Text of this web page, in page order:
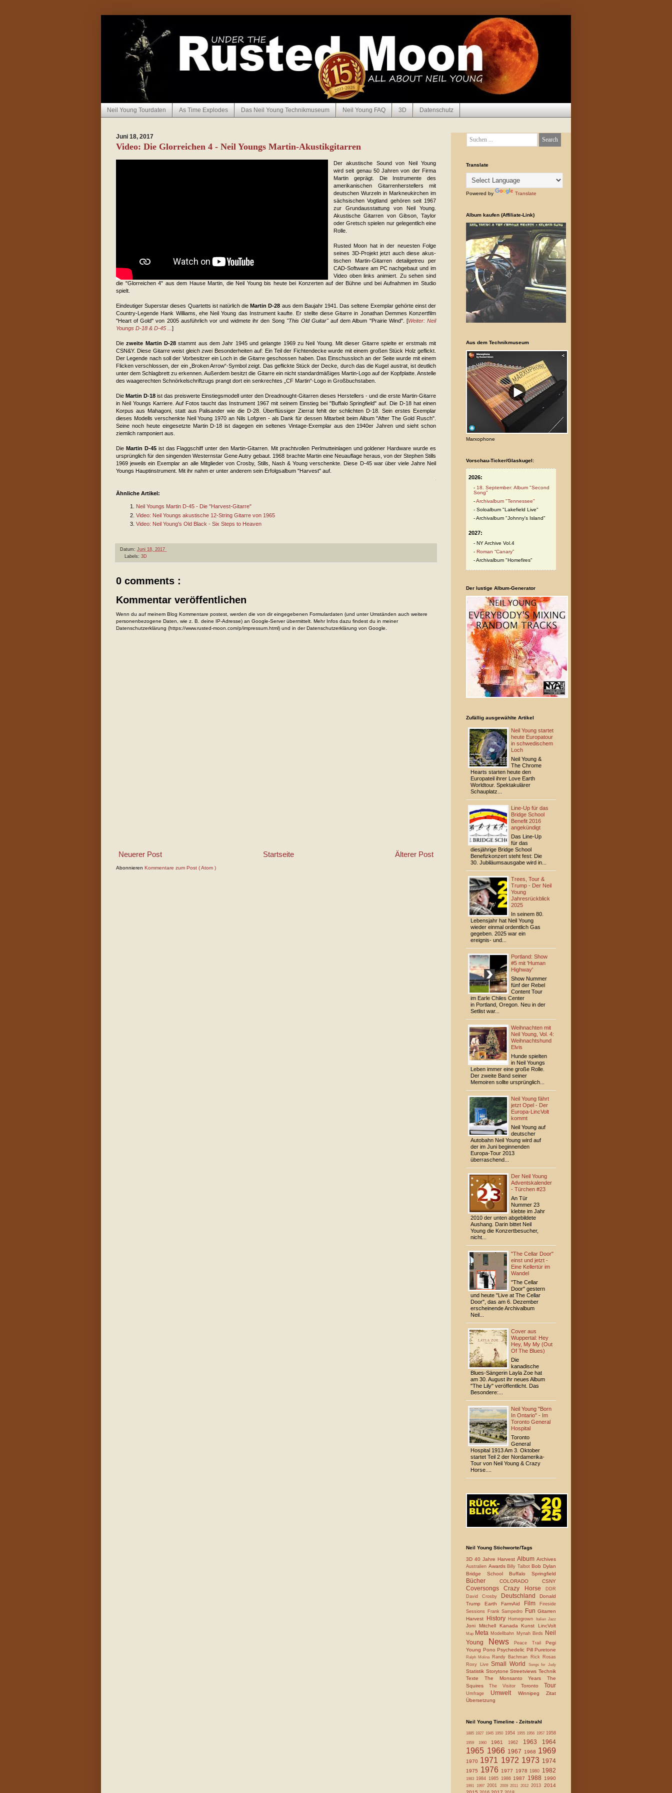
Neil Young Tourdaten As Time Explodes Das Neil Young Technikmuseum Neil Young FAQ 3D Datenschutz
Juni 18, 2017
Video: Die Glorreichen 4 - Neil Youngs Martin-Akustikgitarren
Der akustische Sound von Neil Young
wird seit genau 50 Jahren von der Firma
Martin geprägt. Die Instrumente des
ameri­kanischen Gitarren­her­­stellers mit
deutschen Wurzeln in Markneukirchen im
sächsischen Vogtland gehören seit 1967
zur Grund­aus­stattung von Neil Young.
Akus­tische Gitarren von Gibson, Taylor
oder Gretsch spielen nur gele­gent­lich eine
Rolle.
Rusted Moon hat in der neuesten Folge
seines 3D-Projekt jetzt auch diese akus­
tischen Martin-Gitar­ren detail­getreu per
CAD-Software am PC nach­gebaut und im
Video oben links animiert. Zu sehen sind
die "Glorreichen 4" aus dem Hause Martin, die Neil Young bis heute bei Konzerten auf der Bühne und bei Aufnahmen im Studio
spielt.
Eindeutiger Superstar dieses Quartetts ist natürlich dieMartin D-28 aus dem Baujahr 1941. Das seltene Exemplar gehörte einst der
Country-Legende Hank Williams, ehe Neil Young das Instrument kaufte. Er stellte diese Gitarre in Jonathan Demmes Konzertfilm
"Heart of Gold" von 2005 ausführlich vor und widmete ihr den Song "This Old Guitar"auf dem Album "Prairie Wind". [Weiter: Neil
Youngs D-18 & D-45 ... ]
Diezweite Martin D-28 stammt aus dem Jahr 1945 und gelangte 1969 zu Neil Young. Mit dieser Gitarre spielte er erstmals mit
CSN&Y. Diese Gitarre weist gleich zwei Besonderheiten auf: Ein Teil der Fichtendecke wurde mit einem großen Stück Holz geflickt.
Der Legende nach soll der Vorbesitzer ein Loch in die Gitarre geschossen haben. Das Einschussloch an der Seite wurde mit einem
Flicken verschlossen, der ein „Broken Arrow“-Symbol zeigt. Das geflickte Stück der Decke, durch das die Kugel austrat, ist deutlich
unter dem Schlagbrett zu erkennen. Außerdem besitzt die Gitarre ein nicht standardmäßiges Martin-Logo auf der Kopfplatte. Anstelle
des waagerechten Schnörkelschriftzugs prangt dort ein senkrechtes „CF Martin“-Logo in Großbuchstaben.
Die Martin D-18 ist das preiswerte Einstiegsmodell unter den Dreadnought-Gitarren dieses Herstellers - und die erste Martin-Gitarre
in Neil Youngs Karriere. Auf Fotos taucht das Instrument 1967 mit seinem Einstieg bei "Buffalo Springfield" auf. Die D-18 hat einen
Korpus aus Mahagoni, statt aus Palisander wie die D-28. Überflüssiger Zierrat fehlt der schlichten D-18. Sein erstes Exemplar
dieses Modells verschenkte Neil Young 1970 an Nils Lofgren - als Dank für dessen Mitarbeit beim Album "After The Gold Rusch".
Seine noch heute eingesetzte Martin D-18 ist dagegen ein seltenes Vintage-Exemplar aus den 1940er Jahren und sieht schon
ziemlich ramponiert aus.
Die Martin D-45ist das Flaggschiff unter den Martin-Gitarren. Mit prachtvollen Perlmutteinlagen und goldener Hardware wurde es
ursprünglich für den singenden Westernstar Gene Autry gebaut. 1968 brachte Martin eine Neuauflage heraus, von der Stephen Stills
1969 jeweils ein Exemplar an alle Mitglieder von Crosby, Stills, Nash & Young verschenkte. Diese D-45 war über viele Jahre Neil
Youngs Hauptinstrument. Mit ihr nahm er unter anderem sein Erfolgsalbum "Harvest" auf.
Ähnliche Artikel:
Neil Youngs Martin D-45 - Die "Harvest-Gitarre"
Video: Neil Youngs akustische 12-String Gitarre von 1965
Video: Neil Young's Old Black - Six Steps to Heaven
Datum: Juni 18, 2017
Labels: 3D
0 comments :
Kommentar veröffentlichen
Wenn du auf meinem Blog Kommentare postest, werden die von dir eingegebenen Formulardaten (und unter Umständen auch weitere
personenbezogene Daten, wie z. B. deine IP-Adresse) an Google-Server übermittelt. Mehr Infos dazu findest du in meiner
Datenschutzerklärung (https://www.rusted-moon.com/p/impressum.html) und in der Datenschutzerklärung von Google.
Neuerer Post Älterer Post
Startseite
Abonnieren Kommentare zum Post ( Atom )
Translate
Powered by Translate
Album kaufen (Affiliate-Link)
Aus dem Technikmuseum
Marxophone
Vorschau-Ticker/Glaskugel:
2026:
18. September: Album "Second
Song"
Archivalbum "Tennessee"
Soloalbum "Lakefield Live"
Archivalbum "Johnny's Island"
2027:
NY Archive Vol.4
Roman “Canary”
Archivalbum "Homefires"
Der lustige Album-Generator
Zufällig ausgewählte Artikel
Neil Young startet
heute Europatour
in schwedischem
Loch
Neil Young &
The Chrome
Hearts starten heute den
Europateil ihrer Love Earth
Worldtour. Spektakulärer
Schauplatz...
Line-Up für das
Bridge School
Benefit 2016
angekündigt
Das Line-Up
für das
diesjährige Bridge School
Benefizkonzert steht fest: Die
30. Jubiläumsausgabe wird in...
Trees, Tour &
Trump - Der Neil
Young
Jahresrückblick
2025
In seinem 80.
Lebensjahr hat Neil Young
wieder einmal ordentlich Gas
gegeben. 2025 war ein
ereignis- und...
Portland: Show
#5 mit 'Human
Highway'
Show Nummer
fünf der Rebel
Content Tour
im Earle Chiles Center
in Portland, Oregon. Neu in der
Setlist war...
Weihnachten mit
Neil Young, Vol. 4:
Weihnachtshund
Elvis
Hunde spielten
in Neil Youngs
Leben immer eine große Rolle.
Der zweite Band seiner
Memoiren sollte ursprünglich...
Neil Young fährt
jetzt Opel - Der
Europa-LincVolt
kommt
Neil Young auf
deutscher
Autobahn Neil Young wird auf
der im Juni beginnenden
Europa-Tour 2013
überraschend...
Der Neil Young
Adventskalender
- Türchen #23
An Tür
Nummer 23
klebte im Jahr
2010 der unten abgebildete
Aushang. Darin bittet Neil
Young die Konzertbesucher,
nicht...
"The Cellar Door"
einst und jetzt -
Eine Kellertür im
Wandel
"The Cellar
Door" gestern
und heute "Live at The Cellar
Door", das am 6. Dezember
erscheinende Archivalbum
Neil...
Cover aus
Wuppertal: Hey
Hey, My My (Out
Of The Blues)
Die
kanadische
Blues-Sängerin Layla Zoe hat
am 30. August ihr neues Album
"The Lily" veröffentlicht. Das
Besondere:...
Neil Young "Born
In Ontario" - Im
Toronto General
Hospital
Toronto
General
Hospital 1913 Am 3. Oktober
startet Teil 2 der Nordamerika-
Tour von Neil Young & Crazy
Horse....
Neil Young Stichworte/Tags
3D 40 Jahre Harvest Album Archives
Australien Awards Billy Talbot Bob Dylan
Bridge School Buffalo Springfield
Bücher COLORADO CSNY
CoversongsCrazy HorseDDR
David Crosby
Deutschland
Donald
Trump Earth FarmAid Film
Fireside
Sessions
Frank Sampedro Fun Gitarren
Harvest
History Homegrown Italien Jazz
Joni Mitchell Kanada Kunst LincVolt
Map MetaModellbahn Mynah Birds
Neil
Young
News Peace Trail Pegi
Young Pono Psychedelic Pill Puretone
Ralph Molina Randy Bachman
Rick Rosas
Roxy LiveSmall World Songs for Judy
Statistik StorytoneStreetviewsTechnik
Texte The Monsanto Years The
Squires The Visitor Toronto Tour
Umfrage Umwelt WinnipegZitat
Übersetzung
Neil Young Timeline - Zeitstrahl
18851927 19451950 1954 19551956 1957 1958
1959 1960 1961 1962 1963 1964
1965 1966 1967 1968 1969
1970 1971 1972 1973 1974
1975 1976 1977 19781980 1982
1983 1984 1985 19861987 19881990
1991 1997 2001 20092011201220132014